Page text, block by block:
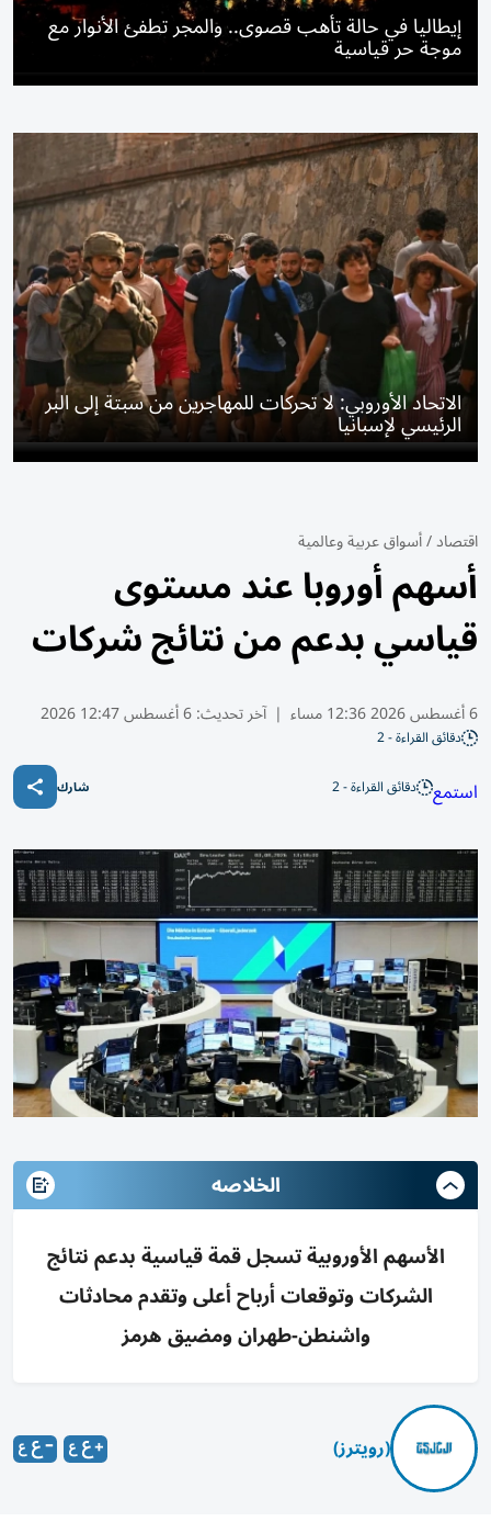
إيطاليا في حالة تأهب قصوى.. والمجر تطفئ الأنوار مع
موجة حر قياسية
الاتحاد الأوروبي: لا تحركات للمهاجرين من سبتة إلى البر
الرئيسي لإسبانيا
اقتصاد/أسواق عربية وعالمية
أسهم أوروبا عند مستوى
قياسي بدعم من نتائج شركات
6 أغسطس 2026 12:36 مساء | آخر تحديث:6 أغسطس 12:47 2026
دقائق القراءة - 2
استمع دقائق القراءة - 2 شارك
الخلاصه
الأسهم الأوروبية تسجل قمة قياسية بدعم نتائج
الشركات وتوقعات أرباح أعلى وتقدم محادثات
واشنطن-طهران ومضيق هرمز
(رويترز)